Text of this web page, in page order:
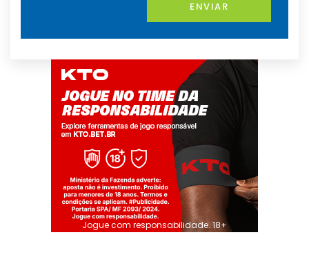
ENVIAR
Jogue com responsabilidade. 18+